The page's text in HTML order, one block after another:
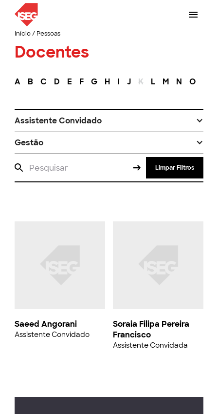
Início/ Pessoas
Docentes
A B C D E F G H I J K L M N O
Assistente Convidado
Gestão
Limpar Filtros
Saeed Angorani
Assistente Convidado
Soraia Filipa Pereira
Francisco
Assistente Convidada